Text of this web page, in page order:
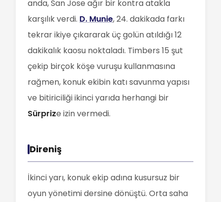
anda, San Jose ağır bir kontra atakla
karşılık verdi. D. Munie, 24. dakikada farkı
tekrar ikiye çıkararak üç golün atıldığı 12
dakikalık kaosu noktaladı. Timbers 15 şut
çekip birçok köşe vuruşu kullanmasına
rağmen, konuk ekibin katı savunma yapısı
ve bitiriciliği ikinci yarıda herhangi bir
Sürprize izin vermedi.
Direniş
İkinci yarı, konuk ekip adına kusursuz bir
oyun yönetimi dersine dönüştü. Orta saha